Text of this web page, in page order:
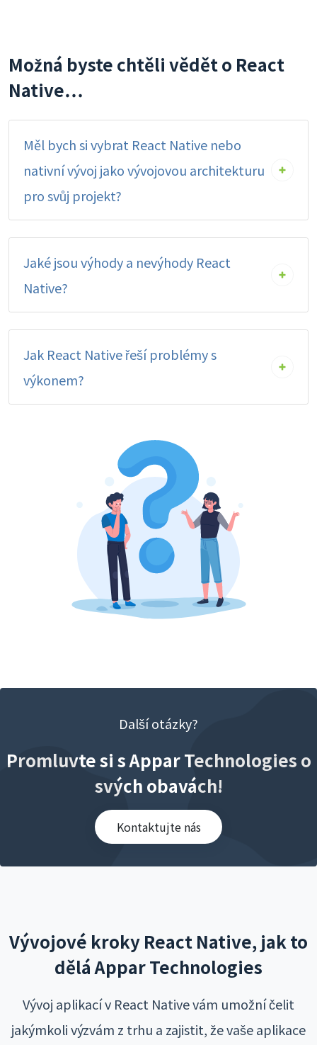
Možná byste chtěli vědět o React
Native…
Měl bych si vybrat React Native nebo
nativní vývoj jako vývojovou architekturu
pro svůj projekt?
Jaké jsou výhody a nevýhody React
Native?
Jak React Native řeší problémy s
výkonem?
Další otázky?
Promluvte si s Appar Technologies o
svých obavách!
Kontaktujte nás
Vývojové kroky React Native, jak to
dělá Appar Technologies
Vývoj aplikací v React Native vám umožní čelit
jakýmkoli výzvám z trhu a zajistit, že vaše aplikace